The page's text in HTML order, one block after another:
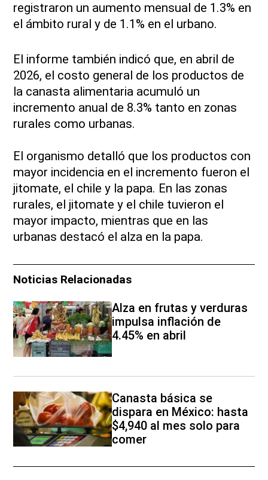
registraron un aumento mensual de 1.3% en
el ámbito rural y de 1.1% en el urbano.
El informe también indicó que, en abril de
2026, el costo general de los productos de
la canasta alimentaria acumuló un
incremento anual de 8.3% tanto en zonas
rurales como urbanas.
El organismo detalló que los productos con
mayor incidencia en el incremento fueron el
jitomate, el chile y la papa. En las zonas
rurales, el jitomate y el chile tuvieron el
mayor impacto, mientras que en las
urbanas destacó el alza en la papa.
Noticias Relacionadas
Alza en frutas y verduras
impulsa inflación de
4.45% en abril
Canasta básica se
dispara en México: hasta
$4,940 al mes solo para
comer